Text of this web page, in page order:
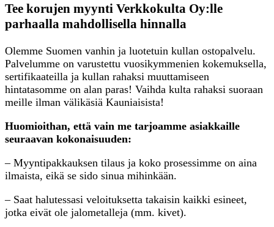
Tee korujen myynti Verkkokulta Oy:lle
parhaalla mahdollisella hinnalla
Olemme Suomen vanhin ja luotetuin kullan ostopalvelu.
Palvelumme on varustettu vuosikymmenien kokemuksella,
sertifikaateilla ja kullan rahaksi muuttamiseen
hintatasomme on alan paras! Vaihda kulta rahaksi suoraan
meille ilman välikäsiä Kauniaisista!
Huomioithan, että vain me tarjoamme asiakkaille
seuraavan kokonaisuuden:
– Myyntipakkauksen tilaus ja koko prosessimme on aina
ilmaista, eikä se sido sinua mihinkään.
– Saat halutessasi veloituksetta takaisin kaikki esineet,
jotka eivät ole jalometalleja (mm. kivet).